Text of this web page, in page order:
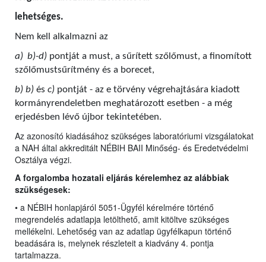
lehetséges.
Nem kell alkalmazni az
a) b)-d) pontját a must, a sűrített szőlőmust, a finomított
szőlőmustsűrítmény és a borecet,
b) b) és c) pontját - az e törvény végrehajtására kiadott
kormányrendeletben meghatározott esetben - a még
erjedésben lévő újbor tekintetében.
Az azonosító kiadásához szükséges laboratóriumi vizsgálatokat
a NAH által akkreditált NÉBIH BAII Minőség- és Eredetvédelmi
Osztálya végzi.
A forgalomba hozatali eljárás kérelemhez az alábbiak
szükségesek:
• a NÉBIH honlapjáról 5051-Ügyfél kérelmére történő
megrendelés adatlapja letölthető, amit kitöltve szükséges
mellékelni. Lehetőség van az adatlap ügyfélkapun történő
beadására is, melynek részleteit a kiadvány 4. pontja
tartalmazza.